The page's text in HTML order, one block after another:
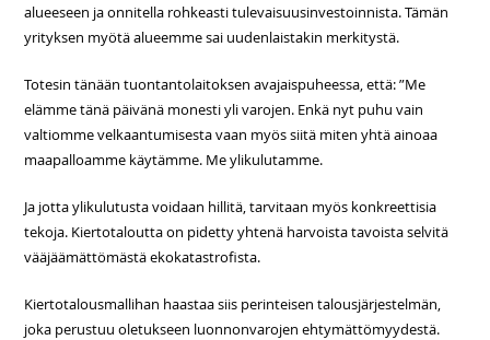
alueeseen ja onnitella rohkeasti tulevaisuusinvestoinnista. Tämän
yrityksen myötä alueemme sai uudenlaistakin merkitystä.
Totesin tänään tuontantolaitoksen avajaispuheessa, että: ”Me
elämme tänä päivänä monesti yli varojen. Enkä nyt puhu vain
valtiomme velkaantumisesta vaan myös siitä miten yhtä ainoaa
maapalloamme käytämme. Me ylikulutamme.
Ja jotta ylikulutusta voidaan hillitä, tarvitaan myös konkreettisia
tekoja. Kiertotaloutta on pidetty yhtenä harvoista tavoista selvitä
vääjäämättömästä ekokatastrofista.
Kiertotalousmallihan haastaa siis perinteisen talousjärjestelmän,
joka perustuu oletukseen luonnonvarojen ehtymättömyydestä.